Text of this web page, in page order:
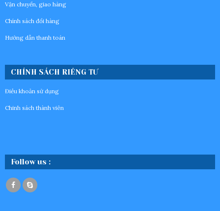
Vận chuyển, giao hàng
Chính sách đổi hàng
Hướng dẫn thanh toán
CHÍNH SÁCH RIÊNG TƯ
Điều khoản sử dụng
Chinh sách thành viên
Follow us :